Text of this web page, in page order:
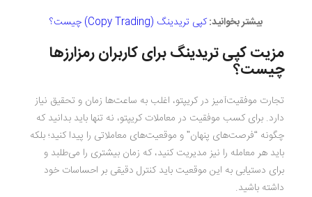
بیشتر بخوانید:کپی تریدینگ (Copy Trading) چیست؟
مزیت کپی تریدینگ برای کاربران رمزارزها
چیست؟
تجارت موفقیت‌آمیز در کریپتو، اغلب به ساعت‌ها زمان و تحقیق نیاز
دارد. برای کسب موفقیت در معاملات کریپتو، نه تنها باید بدانید که
چگونه “فرصت‌های پنهان” و موقعیت‌های معاملاتی را پیدا کنید؛ بلکه
باید هر معامله را نیز مدیریت کنید، که زمان بیشتری را می‌طلبد و
برای دستیابی به این موقعیت باید کنترل دقیقی بر احساسات خود
داشته باشید.